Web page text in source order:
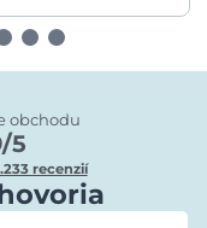
obchodu
5
recenzií